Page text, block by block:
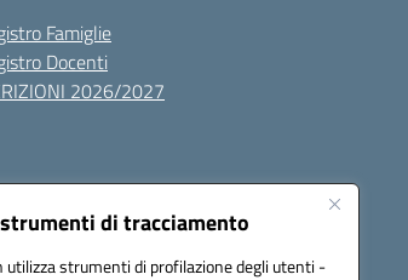
di tracciamento
strumenti di profilazione degli utenti -
Famiglie
Docenti
2026/2027